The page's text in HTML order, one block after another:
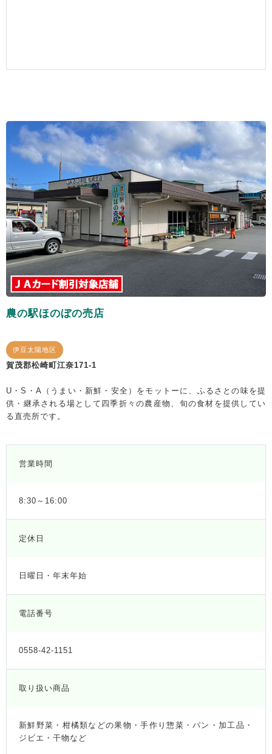
農の駅ほのぼの売店
伊豆太陽地区
賀茂郡松崎町江奈171-1
U・S・A（うまい・新鮮・安全）をモットーに、ふるさとの味を提
供・継承される場として四季折々の農産物、旬の食材を提供してい
る直売所です。
営業時間
8:30～16:00
定休日
日曜日・年末年始
電話番号
0558-42-1151
取り扱い商品
新鮮野菜・柑橘類などの果物・手作り惣菜・パン・加工品・
ジビエ・干物など